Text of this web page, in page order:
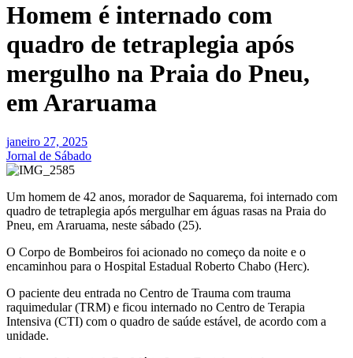
Homem é internado com
quadro de tetraplegia após
mergulho na Praia do Pneu,
em Araruama
janeiro 27, 2025
Jornal de Sábado
Um homem de 42 anos, morador de Saquarema, foi internado com
quadro de tetraplegia após mergulhar em águas rasas na Praia do
Pneu, em Araruama, neste sábado (25).
O Corpo de Bombeiros foi acionado no começo da noite e o
encaminhou para o Hospital Estadual Roberto Chabo (Herc).
O paciente deu entrada no Centro de Trauma com trauma
raquimedular (TRM) e ficou internado no Centro de Terapia
Intensiva (CTI) com o quadro de saúde estável, de acordo com a
unidade.